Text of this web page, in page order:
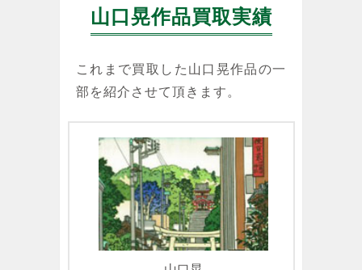
山口晃作品買取実績
これまで買取した山口晃作品の一
部を紹介させて頂きます。